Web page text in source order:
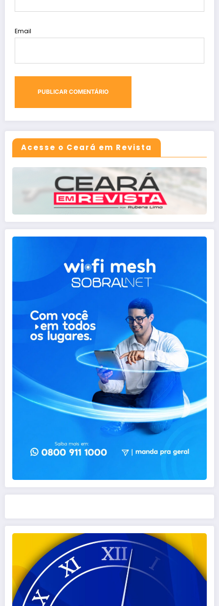
Email
Acesse o Ceará em Revista